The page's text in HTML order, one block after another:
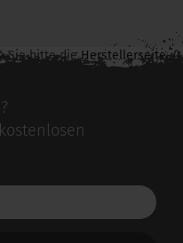
Sie bitte dieHerstellerseite